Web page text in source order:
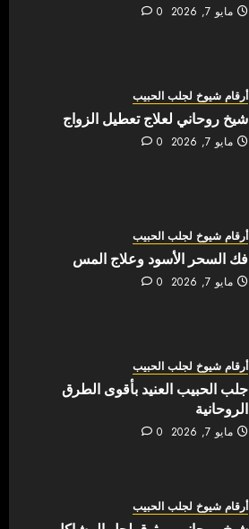
مايو 7, 2026 0
أرقام شيوخ لجلب الحبيب
شيخ روحاني لعلاج تعطيل الزواج
مايو 7, 2026 0
أرقام شيوخ لجلب الحبيب
فك السحر الأسود وعلاج المس
مايو 7, 2026 0
أرقام شيوخ لجلب الحبيب
جلب الحبيب العنيد بأقوى الطرق
الروحانية
مايو 7, 2026 0
أرقام شيوخ لجلب الحبيب